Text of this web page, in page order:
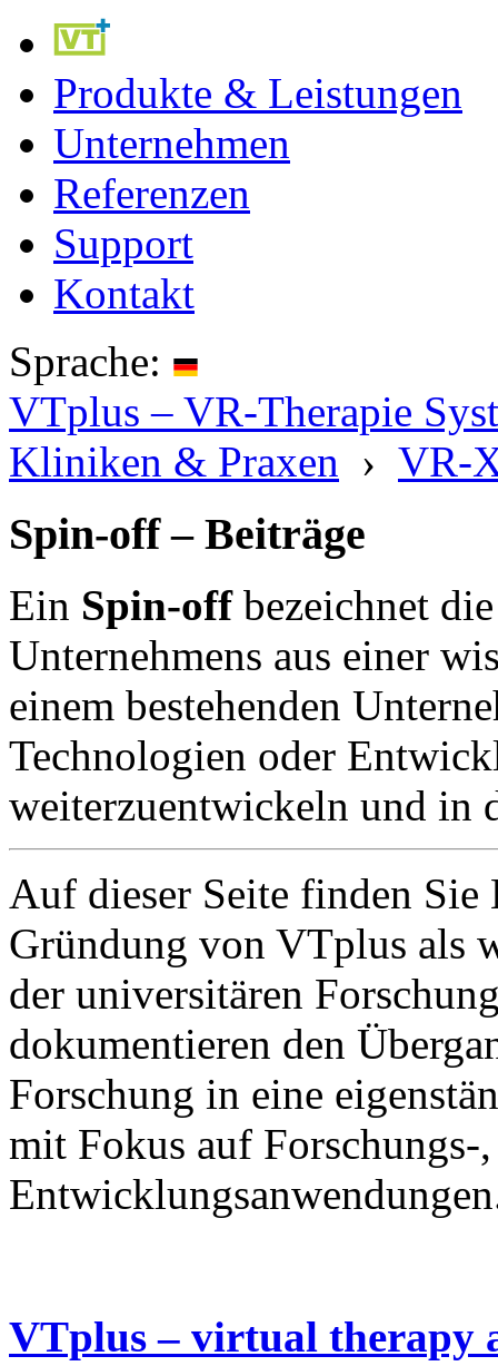
Produkte & Leistungen
Unternehmen
Referenzen
Support
Kontakt
Sprache:
VTplus – VR-Therapie
Kliniken & Praxen › VR-
Spin-off – Beiträge
Ein Spin-offbezeichnet
Unternehmens aus einer
einem bestehenden
Technologien oder
weiterzuentwickeln und in
Auf dieser Seite finden
Gründung von VTplus als
der universitären
dokumentieren den
Forschung in eine
mit Fokus auf Forschungs-
VTplus – virtual therapy